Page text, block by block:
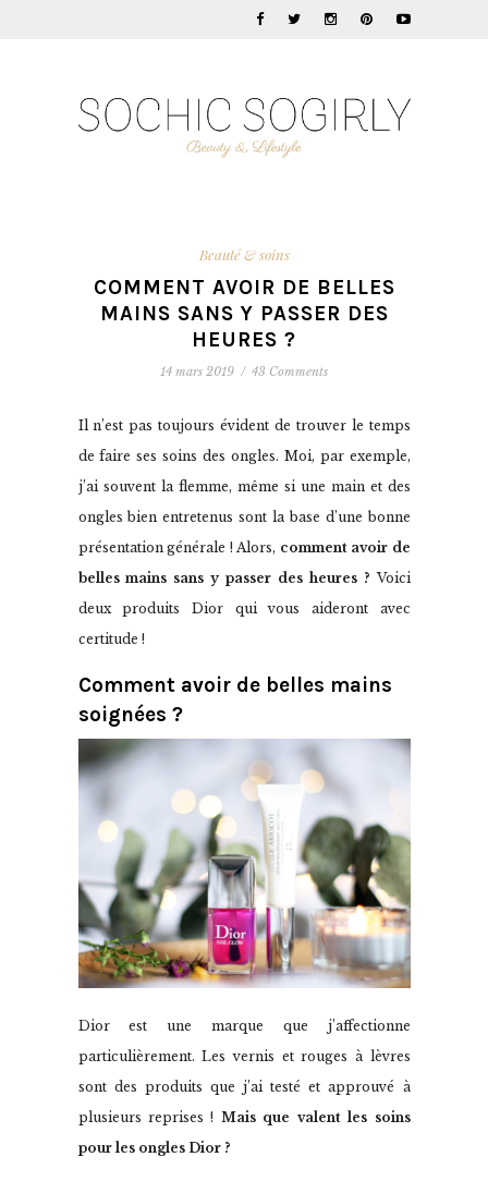
Beauté & soins
COMMENT AVOIR DE BELLES
MAINS SANS Y PASSER DES
HEURES ?
14 mars 2019 / 43 Comments
Il n’est pas toujours évident de trouver le temps
de faire ses soins des ongles. Moi, par exemple,
j’ai souvent la flemme, même si une main et des
ongles bien entretenus sont la base d’une bonne
présentation générale ! Alors, comment avoir de
belles mains sans y passer des heures ? Voici
deux produits Dior qui vous aideront avec
certitude !
Comment avoir de belles mains
soignées ?
Dior est une marque que j’affectionne
particulièrement. Les vernis et rouges à lèvres
sont des produits que j’ai testé et approuvé à
plusieurs reprises ! Mais que valent les soins
pour les ongles Dior ?